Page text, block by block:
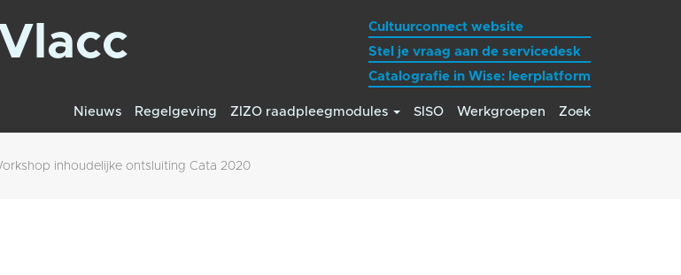
Cultuurconnect website
Stel je vraag aan de servicedesk
Catalografie in Wise: leerplatform
Nieuws Regelgeving ZIZO raadpleegmodules SISO Werkgroepen Zoek
inhoudelijke ontsluiting Cata 2020